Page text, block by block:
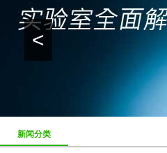
<
新闻分类